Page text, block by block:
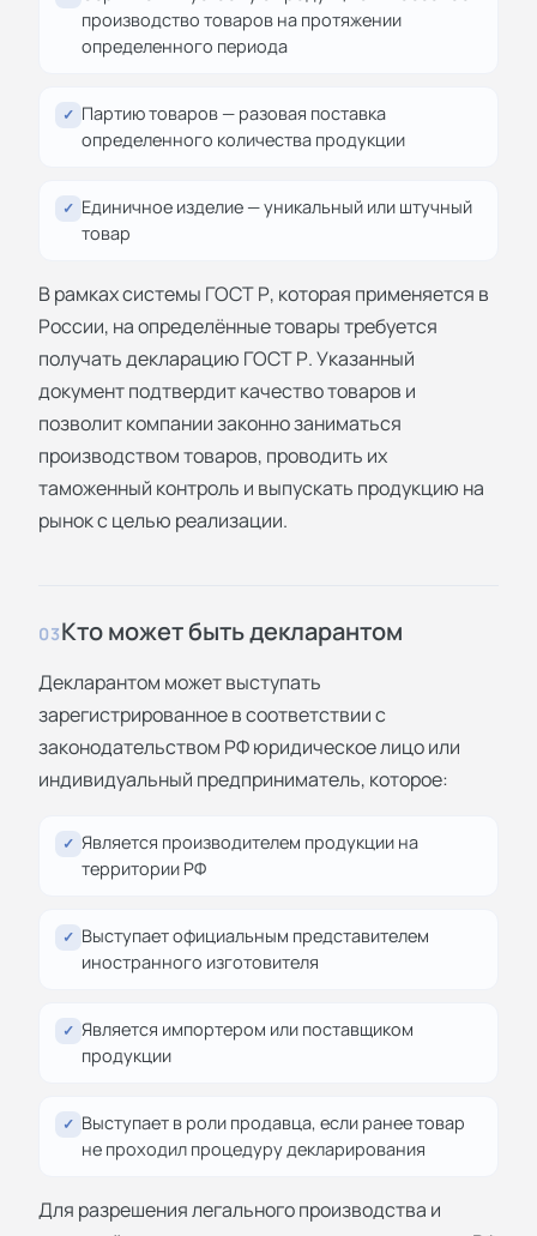
производство товаров на протяжении
определенного периода
✓ Партию товаров — разовая поставка
определенного количества продукции
✓ Единичное изделие — уникальный или штучный
товар
В рамках системы ГОСТ Р, которая применяется в
России, на определённые товары требуется
получать декларацию ГОСТ Р. Указанный
документ подтвердит качество товаров и
позволит компании законно заниматься
производством товаров, проводить их
таможенный контроль и выпускать продукцию на
рынок с целью реализации.
03Кто может быть декларантом
Декларантом может выступать
зарегистрированное в соответствии с
законодательством РФ юридическое лицо или
индивидуальный предприниматель, которое:
✓ Является производителем продукции на
территории РФ
✓ Выступает официальным представителем
иностранного изготовителя
✓ Является импортером или поставщиком
продукции
✓ Выступает в роли продавца, если ранее товар
не проходил процедуру декларирования
Для разрешения легального производства и